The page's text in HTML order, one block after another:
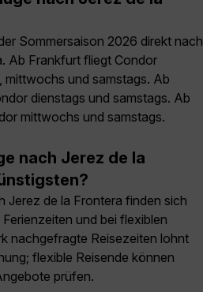
Sommersaison 2026 direkt nach
Ab Frankfurt fliegt Condor
mittwochs und samstags. Ab
dienstags und samstags. Ab
mittwochs und samstags.
nach Jerez de la
Jerez de la Frontera finden sich
und bei flexiblen
nachgefragte Reisezeiten lohnt
flexible Reisende können
prüfen.